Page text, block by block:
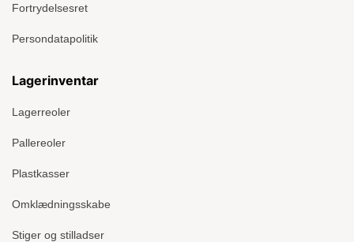
Fortrydelsesret
Persondatapolitik
Lagerinventar
Lagerreoler
Pallereoler
Plastkasser
Omklædningsskabe
Stiger og stilladser